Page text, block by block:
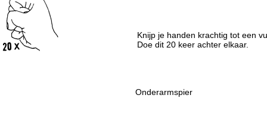
Knijp je handen krachtig tot een
Doe dit 20 keer achter elkaar.
Onderarmspier